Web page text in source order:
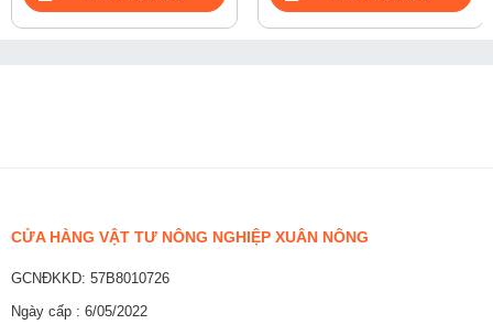
CỬA HÀNG VẬT TƯ NÔNG NGHIỆP XUÂN NÔNG
GCNĐKKD: 57B8010726
Ngày cấp : 6/05/2022